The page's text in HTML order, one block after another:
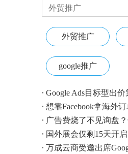
外贸推广
google推广